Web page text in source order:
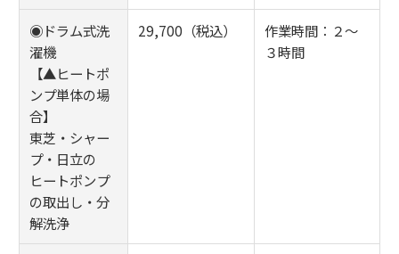
◉ドラム式洗
濯機
【▲ヒートポ
ンプ単体の場
合】
東芝・シャー
プ・日立の
ヒートポンプ
の取出し・分
解洗浄
29,700（税込）
作業時間：２～
３時間